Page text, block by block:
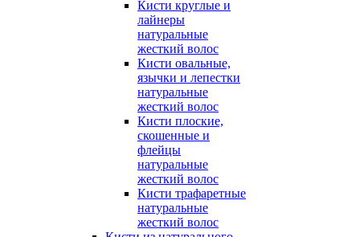
Кисти круглые и
лайнеры
натуральные
жесткий волос
Кисти овальные,
язычки и лепестки
натуральные
жесткий волос
Кисти плоские,
скошенные и
флейцы
натуральные
жесткий волос
Кисти трафаретные
натуральные
жесткий волос